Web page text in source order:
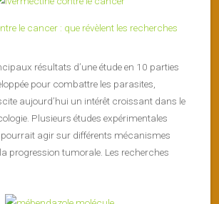
le cancer : que révèlent les recherches
résultats d’une étude en 10 parties
pour combattre les parasites,
aujourd’hui un intérêt croissant dans le
Plusieurs études expérimentales
pourrait agir sur différents mécanismes
progression tumorale. Les recherches